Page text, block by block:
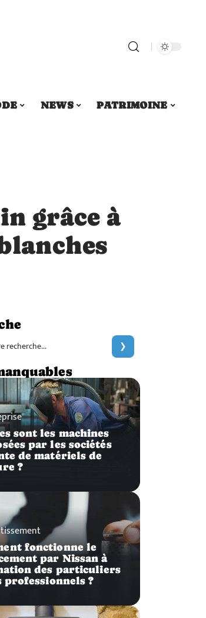
NEWS
PATRIMOINE
grâce à
sont les machines
par les sociétés
de matériels de
?
fonctionne le
par Nissan à
des particuliers
professionnels ?